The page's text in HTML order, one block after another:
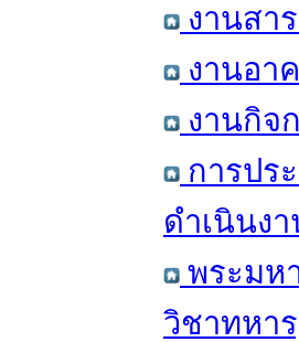
งานสา
งานอา
งานกิจ
การปร
ดำเนินง
พระมห
วิชาทหา